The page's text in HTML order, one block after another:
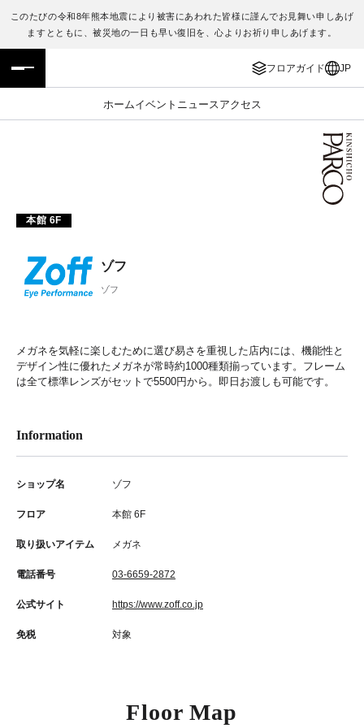
このたびの令和8年熊本地震により被害にあわれた皆様に謹んでお見舞い申しあげ
ますとともに、被災地の一日も早い復旧を、心よりお祈り申しあげます。
フロアガイド JP
ホームイベント ニュース アクセス
フロアガイド
施設案内・アクセス
PARCOメンバーズ
ENGLISH
繁体字
本館 6F
ゾフ
ゾフ
メガネを気軽に楽しむために選び易さを重視した店内には、機能性と
デザイン性に優れたメガネが常時約1000種類揃っています。フレーム
は全て標準レンズがセットで5500円から。即日お渡しも可能です。
Information
ショップ名 ゾフ
フロア 本館 6F
取り扱いアイテム メガネ
電話番号 03-6659-2872
公式サイト https://www.zoff.co.jp
免税 対象
Floor Map